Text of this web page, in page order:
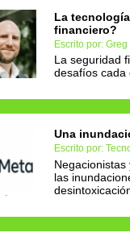
La
financiero?
Escrito por:
La seguridad
desafíos cada
Una
Escrito por:
las